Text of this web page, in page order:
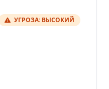
УГРОЗА: ВЫСОКИЙ